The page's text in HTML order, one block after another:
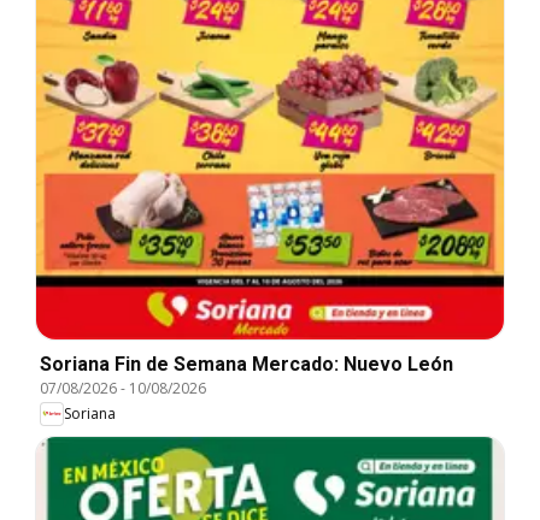
Soriana Fin de Semana Mercado: Nuevo León
07/08/2026- 10/08/2026
Soriana